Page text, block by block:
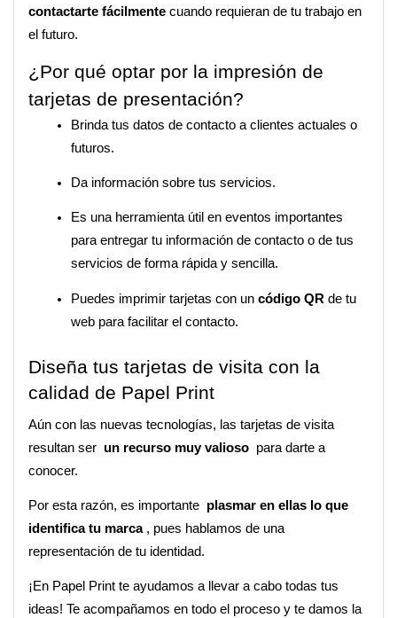
contactarte fácilmente cuando requieran de tu trabajo en
el futuro.
¿Por qué optar por la impresión de
tarjetas de presentación?
Brinda tus datos de contacto a clientes actuales o
futuros.
Da información sobre tus servicios.
Es una herramienta útil en eventos importantes
para entregar tu información de contacto o de tus
servicios de forma rápida y sencilla.
Puedes imprimir tarjetas con un código QR de tu
web para facilitar el contacto.
Diseña tus tarjetas de visita con la
calidad de Papel Print
Aún con las nuevas tecnologías, las tarjetas de visita
resultan ser un recurso muy valioso para darte a
conocer.
Por esta razón, es importante plasmar en ellas lo que
identifica tu marca , pues hablamos de una
representación de tu identidad.
¡En Papel Print te ayudamos a llevar a cabo todas tus
ideas! Te acompañamos en todo el proceso y te damos la